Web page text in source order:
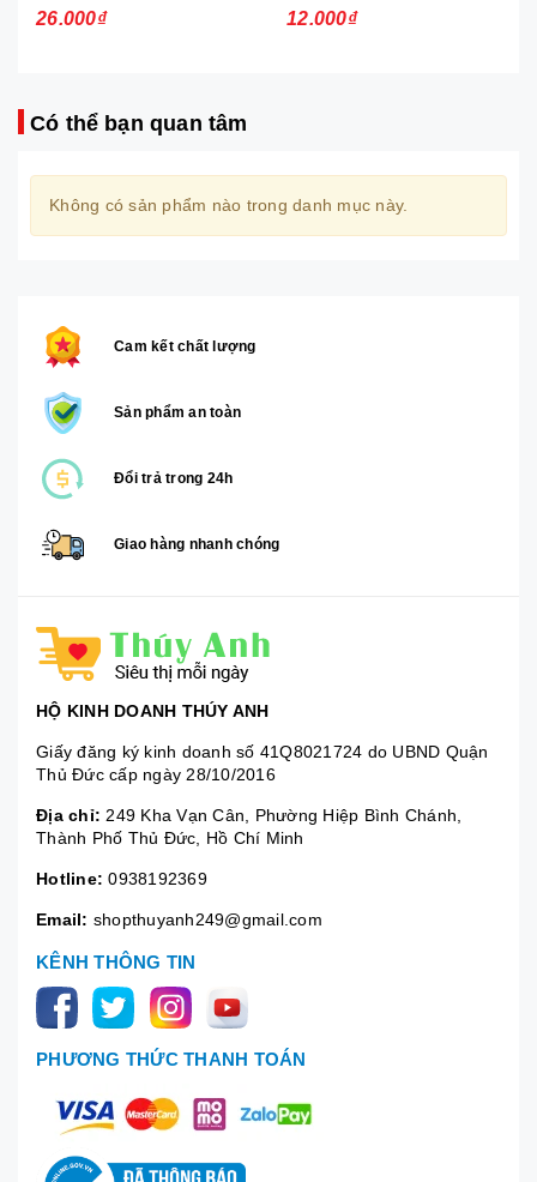
26.000₫ 12.000₫
Có thể bạn quan tâm
Không có sản phẩm nào trong danh mục này.
Cam kết chất lượng
Sản phẩm an toàn
Đổi trả trong 24h
Giao hàng nhanh chóng
HỘ KINH DOANH THÚY ANH
Giấy đăng ký kinh doanh số 41Q8021724 do UBND Quận
Thủ Đức cấp ngày 28/10/2016
Địa chỉ: 249 Kha Vạn Cân, Phường Hiệp Bình Chánh,
Thành Phố Thủ Đức, Hồ Chí Minh
Hotline: 0938192369
Email: shopthuyanh249@gmail.com
KÊNH THÔNG TIN
PHƯƠNG THỨC THANH TOÁN